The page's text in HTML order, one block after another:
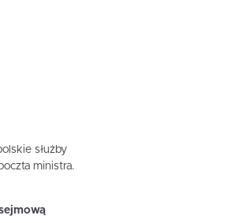
służby
ministra.